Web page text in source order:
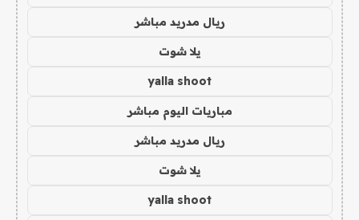
ريال مدريد مباشر
يلا شوت
yalla shoot
مباريات اليوم مباشر
ريال مدريد مباشر
يلا شوت
yalla shoot